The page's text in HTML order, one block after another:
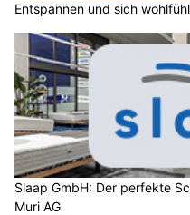
Entspannen und sich
Slaap GmbH: Der perfekte
Muri AG